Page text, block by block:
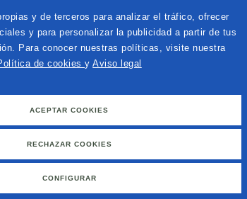
y de terceros para analizar el tráfico, ofrecer
y para personalizar la publicidad a partir de tus
Para conocer nuestras políticas, visite nuestra
de cookiesyAviso legal
ACEPTAR COOKIES
RECHAZAR COOKIES
CONFIGURAR
25-26 · Crónicas
· 03690 San Vicente del Raspeig · Alicante – España
Web desarrollada porLobocom